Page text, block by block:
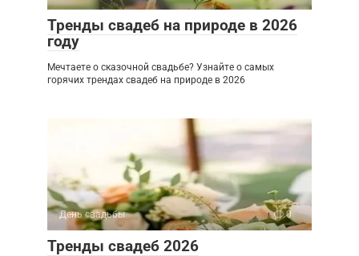
Тренды свадеб на природе в 2026
году
Мечтаете о сказочной свадьбе? Узнайте о самых
горячих трендах свадеб на природе в 2026
День свадьбы 0
Тренды свадеб 2026